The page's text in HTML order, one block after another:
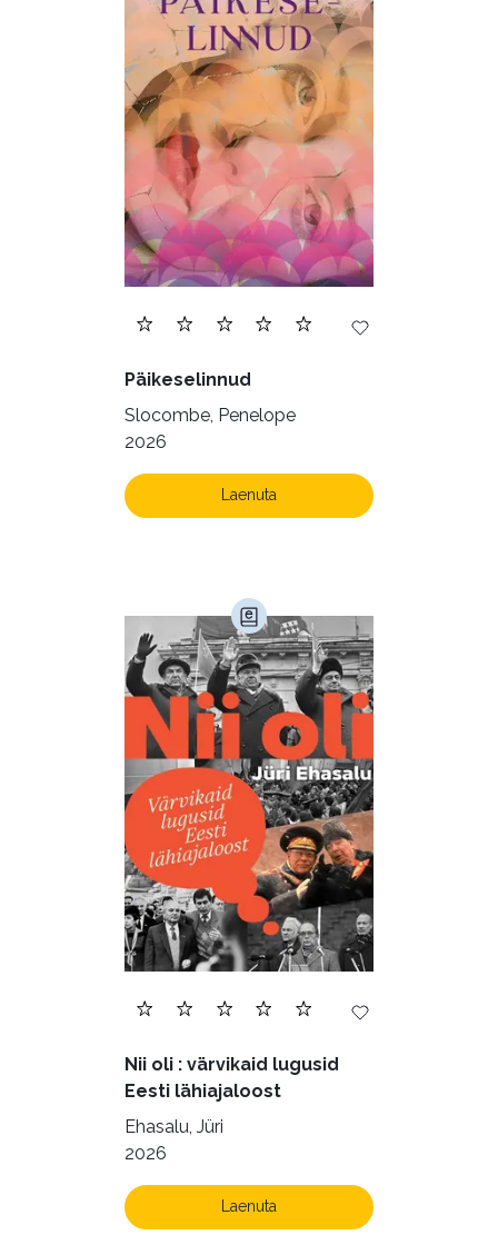
Päikeselinnud
Slocombe, Penelope
2026
Laenuta
Nii oli : värvikaid lugusid
Eesti lähiajaloost
Ehasalu, Jüri
2026
Laenuta